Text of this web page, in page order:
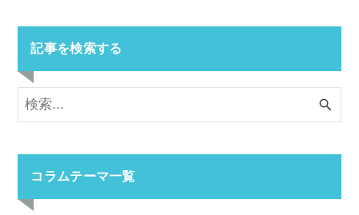
記事を検索する
コラムテーマ一覧